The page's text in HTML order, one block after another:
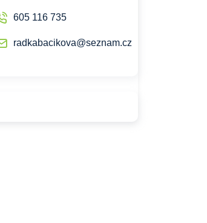
605 116 735
radkabacikova@seznam.cz